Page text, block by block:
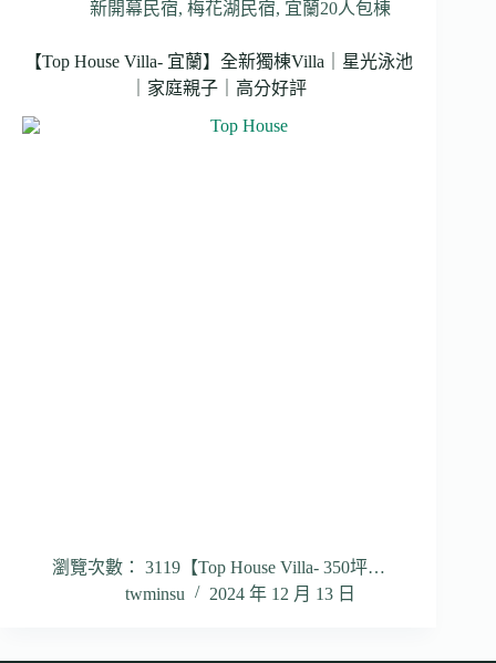
新開幕民宿,梅花湖民宿, 宜蘭20人包棟
【Top House Villa- 宜蘭】全新獨棟Villa｜星光泳池
｜家庭親子｜高分好評
瀏覽次數： 3119【Top House Villa- 350坪…
twminsu
2024 年 12 月 13 日